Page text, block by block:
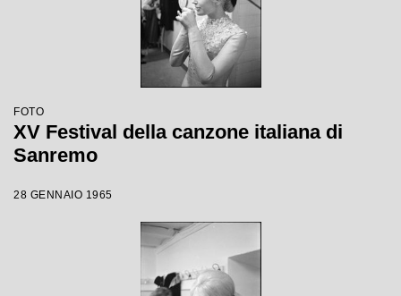
FOTO
XV Festival della canzone italiana di
Sanremo
28 GENNAIO 1965